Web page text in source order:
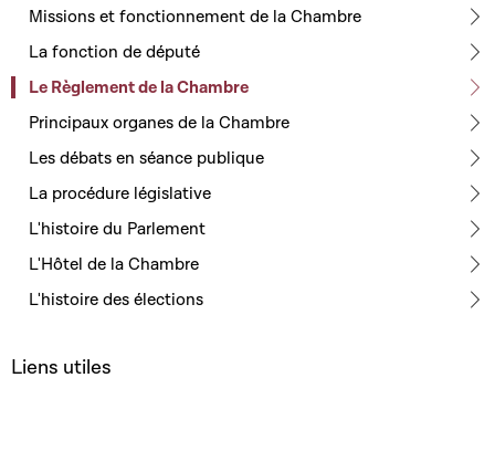
Missions et fonctionnement de la Chambre
La fonction de député
Le Règlement de la Chambre
Principaux organes de la Chambre
Les débats en séance publique
La procédure législative
L'histoire du Parlement
L'Hôtel de la Chambre
L'histoire des élections
Liens utiles